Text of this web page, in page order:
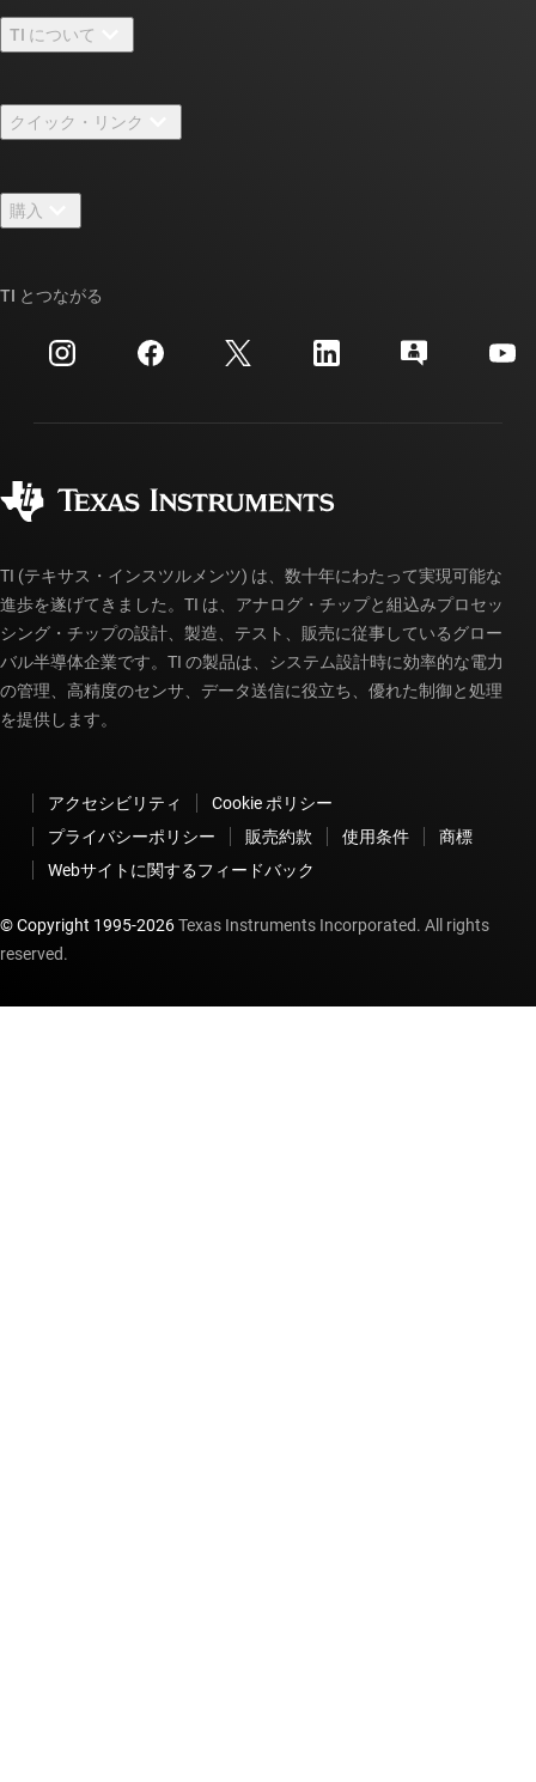
TI について
採用情報
ニュース
イベント
投資家向け情報
クイック・リンク
TI E2E™ 設計サポート・フォーラム
クロスリファレンス検索
カスタマー・サポート・センター
myTI アカウントの FAQ
購入
ご注文に関する FAQ
TI とつながる
TI (テキサス・インスツルメンツ) は、数十年にわたって実現可能な
進歩を遂げてきました。TI は、アナログ・チップと組込みプロセッ
シング・チップの設計、製造、テスト、販売に従事しているグロー
バル半導体企業です。TI の製品は、システム設計時に効率的な電力
の管理、高精度のセンサ、データ送信に役立ち、優れた制御と処理
を提供します。
アクセシビリティ
Cookie ポリシー
プライバシーポリシー
販売約款 使用条件
商標
Webサイトに関するフィードバック
© Copyright 1995-2026Texas Instruments Incorporated. All rights
reserved.